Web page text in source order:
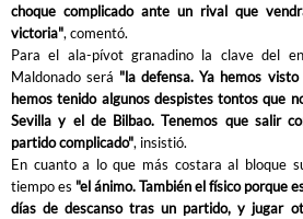
choque complicado ante un rival que
victoria", comentó.
Para el ala-pívot granadino la clave del
Maldonado será "la defensa. Ya hemos
hemos tenido algunos despistes tontos que
Sevilla y el de Bilbao. Tenemos que salir
partido complicado", insistió.
En cuanto a lo que más costara al bloque
tiempo es "el ánimo. También el físico porque
días de descanso tras un partido, y jugar